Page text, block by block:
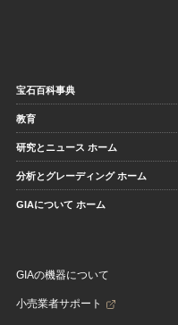
宝石百科事典
教育
研究とニュース ホーム
分析とグレーディング ホーム
GIAについて ホーム
GIAの機器について
小売業者サポート